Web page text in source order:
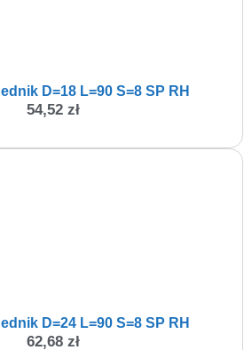
D=18 L=90 S=8 SP RH
54,52 zł
D=24 L=90 S=8 SP RH
62,68 zł